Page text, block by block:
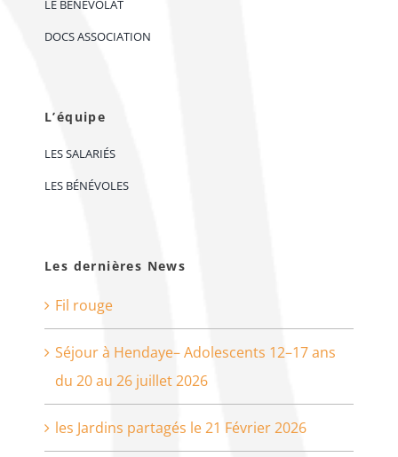
LE BÉNÉVOLAT
DOCS ASSOCIATION
L’équipe
LES SALARIÉS
LES BÉNÉVOLES
Les dernières News
Fil rouge
Séjour à Hendaye– Adolescents 12–17 ans
du 20 au 26 juillet 2026
les Jardins partagés le 21 Février 2026